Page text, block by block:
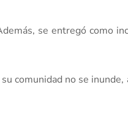
se entregó como
comunidad no se inunde,